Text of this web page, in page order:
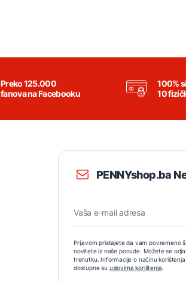
Preko 125.000
fanova na Facebooku
100%
10
PENNYshop.ba
Prijavom pristajete da vam povremeno
novitete iz naše ponude. Možete se
trenutku. Informacije o načinu
dostupne su uslovima korištenja.